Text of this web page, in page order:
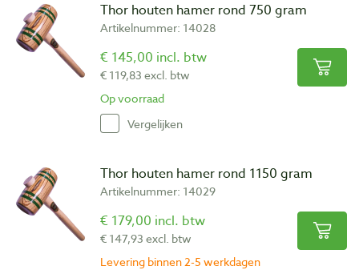
Thor houten hamer rond 750 gram
Artikelnummer: 14028
€ 145,00 incl. btw
€ 119,83 excl. btw
Op voorraad
Vergelijken
Thor houten hamer rond 1150 gram
Artikelnummer: 14029
€ 179,00 incl. btw
€ 147,93 excl. btw
Levering binnen 2-5 werkdagen